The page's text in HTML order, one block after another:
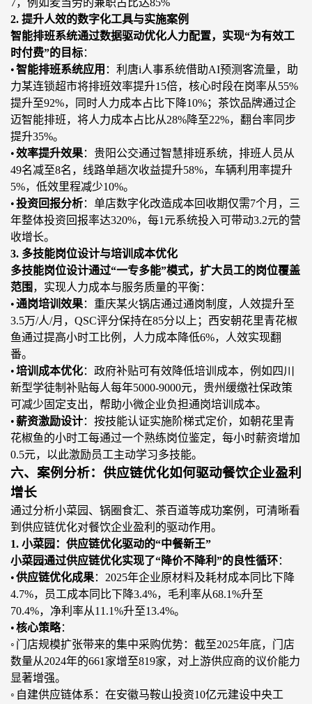
2. 提升人效的数字化工具与实施案例
智能排班系统通过数据驱动优化人力配置，实现“为有效工
时付费”的目标：
•智能排班系统应用 ：利唐i人事系统借助AI预测客流量，助
力某连锁超市将排班效率提升15倍，核心时段在岗率从55%
提升至92%，同时人力成本占比下降10%；茶饮品牌通过企
迈智能排班，将人力成本占比从28%降至22%，翻台率同步
提升35%。
•效率提升效果：贵阳公交通过智慧排班系统，排班人员从
49名减至8名，线路单趟次收益提升58%，车辆利用率提升
5%，低效里程减少10%。
•投资回报分析：单店数字化改造成本回收期仅需7个月，三
年整体投资回报率达320%，每1元系统投入可带动3.2元的营
收增长。
3. 多技能岗位设计与培训成本优化
多技能岗位设计通过“一专多能”模式，扩大员工的岗位覆盖
范围 ，实现人力成本与服务质量的平衡：
•通岗培训效果：重庆某火锅店通过通岗制度，人效提升至
3.5万/人/月，QSC评分保持在85分以上；西安朝花里青花椒
鱼通过提高小时工比例，人力成本降低6%，人效实现翻
番。
•培训成本优化：政府补贴可有效降低培训成本，例如四川
新型学徒制补贴每人每年5000-9000元，贵州缓缴社保政策
可减少固定支出，帮助小微企业负担通岗培训成本。
•薪资激励设计：按技能认证实施阶梯式定价，如朝花里青
花椒鱼的小时工每通过一个熟练岗位鉴定，每小时薪资增加
0.5元，以此激励员工主动学习多技能。
六、案例分析：供应链优化如何驱动餐饮企业盈利
增长
通过分析小菜园、锅圈食汇、茶百道等成功案例，可清晰看
到供应链优化对餐饮企业盈利的驱动作用。
1. 小菜园：供应链优化驱动的“中餐新王”
小菜园通过供应链优化实现了“降价不降利”的良性循环：
•供应链优化成果： 2025年企业原材料及耗材成本同比下降
4.7%，员工成本同比下降3.4%，毛利率从68.1%升至
70.4%，净利率从11.1%升至13.4%。
•核心策略：
◦ 门店规模扩张带来的集中采购优势：截至2025年底，门店
数量从2024年的661家增至819家，对上游供应商的议价能力
显著增强。
◦ 自建供应链体系：在安徽马鞍山投资10亿元建设中央工